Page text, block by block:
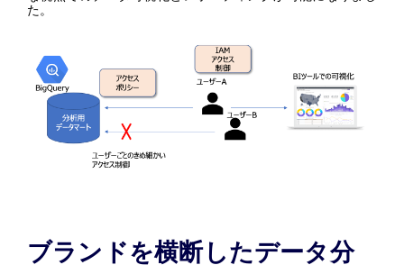
た。
ブランドを横断したデータ分